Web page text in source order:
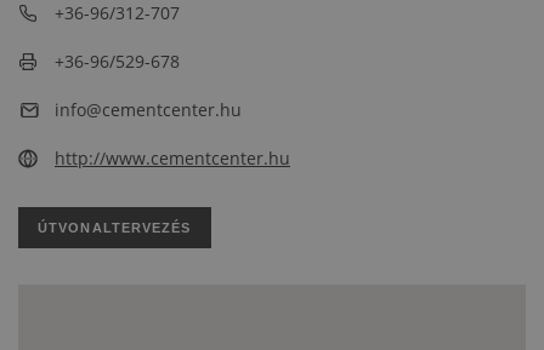
+36-96/312-707
+36-96/529-678
info@cementcenter.hu
http://www.cementcenter.hu
ÚTVONALTERVEZÉS